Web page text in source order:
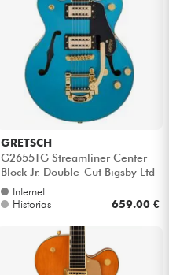
GRETSCH
G2655TG Streamliner Center
Block Jr. Double-Cut Bigsby Ltd
- Riviera blue
Internet
Historias
659.00 €